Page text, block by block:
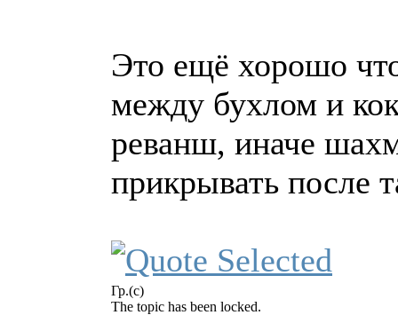
Это ещё хорошо
между бухлом и
реванш, иначе
прикрывать после
Гр.(с)
The topic has been locked.